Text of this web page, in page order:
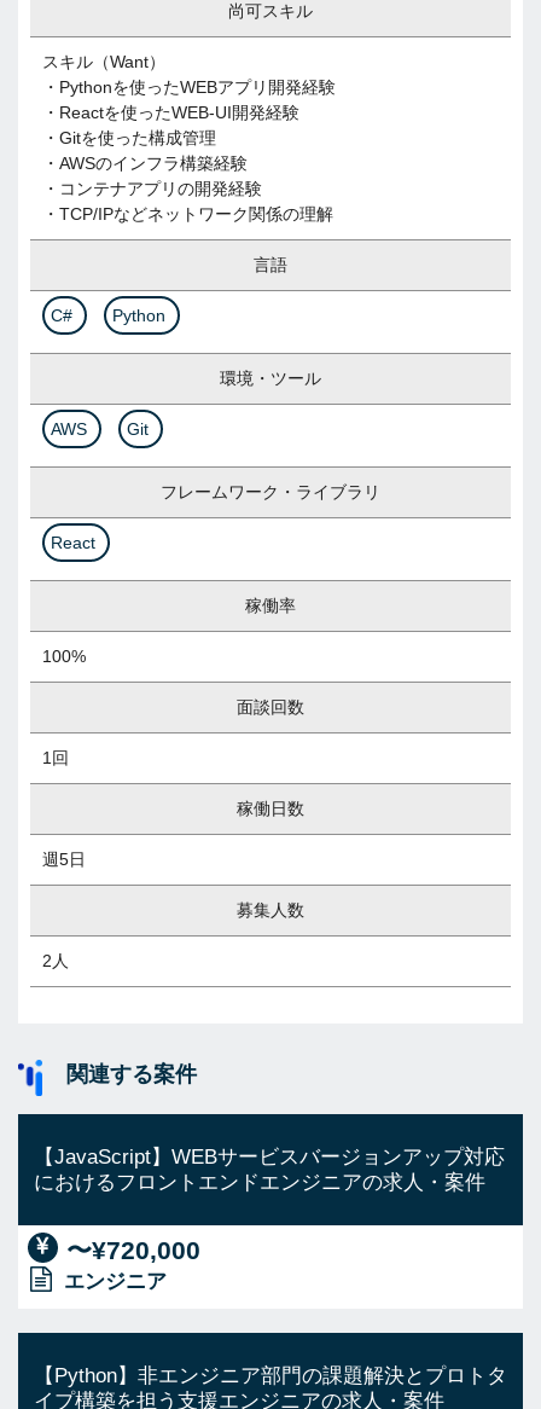
尚可スキル
スキル（Want）
・Pythonを使ったWEBアプリ開発経験
・Reactを使ったWEB-UI開発経験
・Gitを使った構成管理
・AWSのインフラ構築経験
・コンテナアプリの開発経験
・TCP/IPなどネットワーク関係の理解
言語
C# Python
環境・ツール
AWS Git
フレームワーク・ライブラリ
React
稼働率
100%
面談回数
1回
稼働日数
週5日
募集人数
2人
関連する案件
【JavaScript】WEBサービスバージョンアップ対応
におけるフロントエンドエンジニアの求人・案件
〜¥720,000
エンジニア
【Python】非エンジニア部門の課題解決とプロトタ
イプ構築を担う支援エンジニアの求人・案件